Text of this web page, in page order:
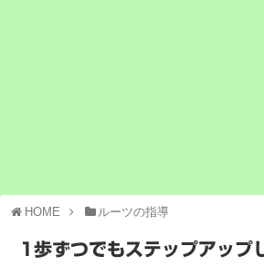
HOME ルーツの指導
1歩ずつでもステップアップ